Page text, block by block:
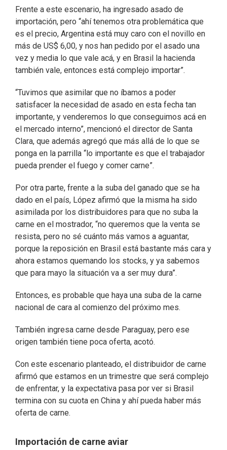
Frente a este escenario, ha ingresado asado de
importación, pero “ahí tenemos otra problemática que
es el precio, Argentina está muy caro con el novillo en
más de US$ 6,00, y nos han pedido por el asado una
vez y media lo que vale acá, y en Brasil la hacienda
también vale, entonces está complejo importar”.
“Tuvimos que asimilar que no íbamos a poder
satisfacer la necesidad de asado en esta fecha tan
importante, y venderemos lo que conseguimos acá en
el mercado interno”, mencionó el director de Santa
Clara, que además agregó que más allá de lo que se
ponga en la parrilla “lo importante es que el trabajador
pueda prender el fuego y comer carne”.
Por otra parte, frente a la suba del ganado que se ha
dado en el país, López afirmó que la misma ha sido
asimilada por los distribuidores para que no suba la
carne en el mostrador, “no queremos que la venta se
resista, pero no sé cuánto más vamos a aguantar,
porque la reposición en Brasil está bastante más cara y
ahora estamos quemando los stocks, y ya sabemos
que para mayo la situación va a ser muy dura”.
Entonces, es probable que haya una suba de la carne
nacional de cara al comienzo del próximo mes.
También ingresa carne desde Paraguay, pero ese
origen también tiene poca oferta, acotó.
Con este escenario planteado, el distribuidor de carne
afirmó que estamos en un trimestre que será complejo
de enfrentar, y la expectativa pasa por ver si Brasil
termina con su cuota en China y ahí pueda haber más
oferta de carne.
Importación de carne aviar